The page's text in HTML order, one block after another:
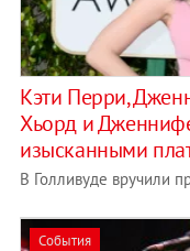
Кэти Перри,
Хьорд и
изысканными
В Голливуде вручили
События